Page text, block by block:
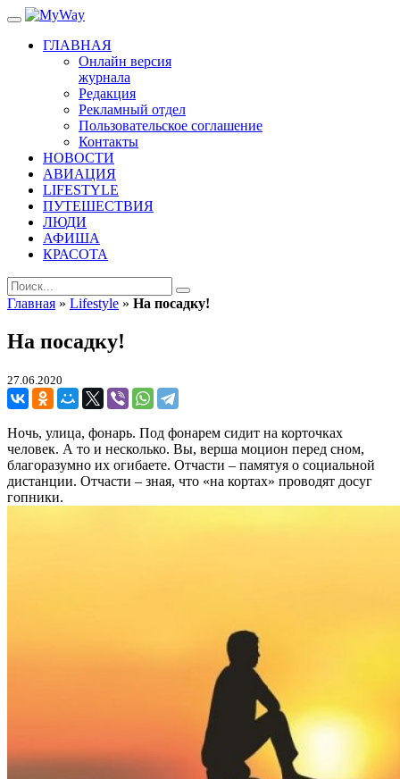
ГЛАВНАЯ
Онлайн версия
журнала
Редакция
Рекламный отдел
Пользовательское соглашение
Контакты
НОВОСТИ
АВИАЦИЯ
LIFESTYLE
ПУТЕШЕСТВИЯ
ЛЮДИ
АФИША
КРАСОТА
Главная » Lifestyle » На посадку!
На посадку!
27.06.2020
Ночь, улица, фонарь. Под фонарем сидит на корточках
человек. А то и несколько. Вы, верша моцион перед сном,
благоразумно их огибаете. Отчасти – памятуя о социальной
дистанции. Отчасти – зная, что «на кортах» проводят досуг
гопники.